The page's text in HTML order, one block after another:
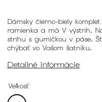
Dámsky čierno-biely
ramienka a má V výstrih.
strihu s gumičkou v páse.
chýbať vo Vašom šatníku.
Detailné informácie
Veľkosť